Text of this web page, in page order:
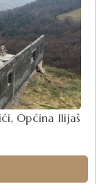
Općina Ilijaš